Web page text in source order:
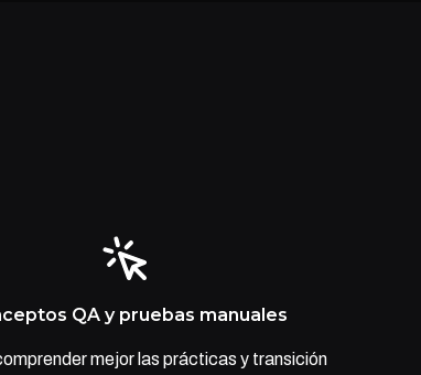
QA y pruebas manuales
mejor las prácticas y transición